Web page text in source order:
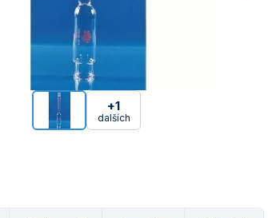
+1
dalších